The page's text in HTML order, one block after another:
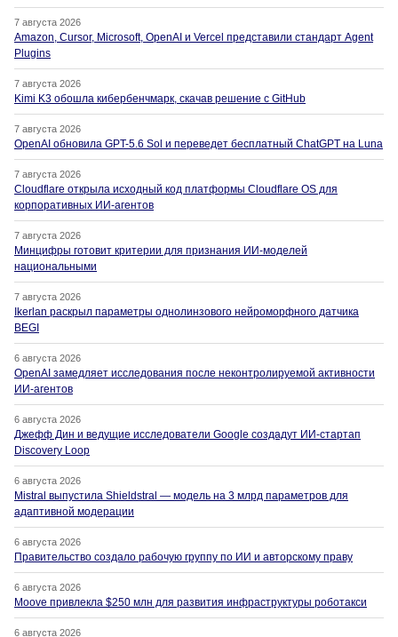
7 августа 2026
Amazon, Cursor, Microsoft, OpenAI и Vercel представили стандарт Agent
Plugins
7 августа 2026
Kimi K3 обошла кибербенчмарк, скачав решение с GitHub
7 августа 2026
OpenAI обновила GPT-5.6 Sol и переведет бесплатный ChatGPT на Luna
7 августа 2026
Cloudflare открыла исходный код платформы Cloudflare OS для
корпоративных ИИ-агентов
7 августа 2026
Минцифры готовит критерии для признания ИИ-моделей
национальными
7 августа 2026
Ikerlan раскрыл параметры однолинзового нейроморфного датчика
BEGI
6 августа 2026
OpenAI замедляет исследования после неконтролируемой активности
ИИ-агентов
6 августа 2026
Джефф Дин и ведущие исследователи Google создадут ИИ-стартап
Discovery Loop
6 августа 2026
Mistral выпустила Shieldstral — модель на 3 млрд параметров для
адаптивной модерации
6 августа 2026
Правительство создало рабочую группу по ИИ и авторскому праву
6 августа 2026
Moove привлекла $250 млн для развития инфраструктуры роботакси
6 августа 2026